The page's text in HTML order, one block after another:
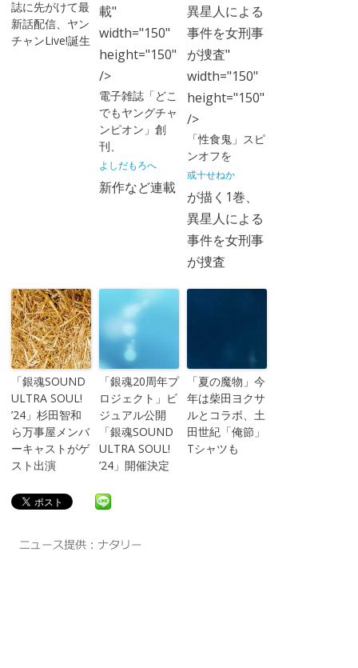
誌に先がけて最
新話配信、ヤン
チャンLive!誕生
載"
width="150"
height="150"
/>
電子雑誌「どこ
でもヤングチャ
ンピオン」創
刊、
よしだもろへ
新作など連載
異星人による
事件を女刑事
が捜査"
width="150"
height="150"
/>
「性食鬼」スピ
ンオフを
或十せねか
が描く1巻、
異星人による
事件を女刑事
が捜査
「銀魂SOUND
ULTRA SOUL!
’24」杉田智和
ら万事屋メンバ
ーキャストがゲ
スト出演
「銀魂20周年プ
ロジェクト」ビ
ジュアル公開
「銀魂SOUND
ULTRA SOUL!
’24」開催決定
「夏の魔物」今
年は柴田ヨクサ
ルとコラボ、土
田世紀「俺節」
Tシャツも